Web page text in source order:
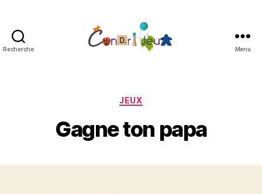
Recherche Menu
Catégories
JEUX
Gagne ton papa